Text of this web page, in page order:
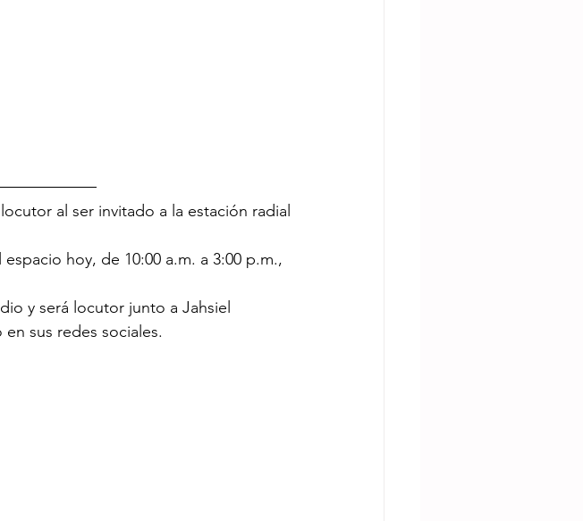
al ser invitado a la estación radial
hoy, de 10:00 a.m. a 3:00 p.m.,
y será locutor junto a Jahsiel
sus redes sociales.